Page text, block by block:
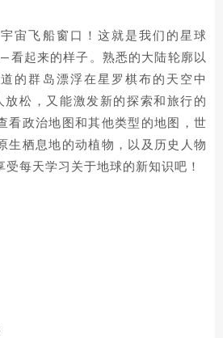
宙飞船窗口！这就是我们的星球
起来的样子。熟悉的大陆轮廓以
的群岛漂浮在星罗棋布的天空中
松，又能激发新的探索和旅行的
看政治地图和其他类型的地图，世
生栖息地的动植物，以及历史人物
每天学习关于地球的新知识吧！